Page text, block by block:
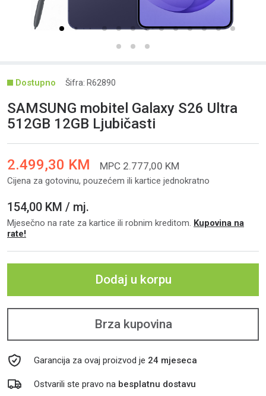
Šifra: R62890
SAMSUNG mobitel Galaxy S26 Ultra
512GB 12GB Ljubičasti
2.499,30 KM MPC 2.777,00 KM
Cijena za gotovinu, pouzećem ili kartice jednokratno
154,00 KM / mj.
Mjesečno na rate za kartice ili robnim kreditom. Kupovina na
rate!
Dodaj u korpu
Brza kupovina
Garancija za ovaj proizvod je 24 mjeseca
Ostvarili ste pravo na besplatnu dostavu